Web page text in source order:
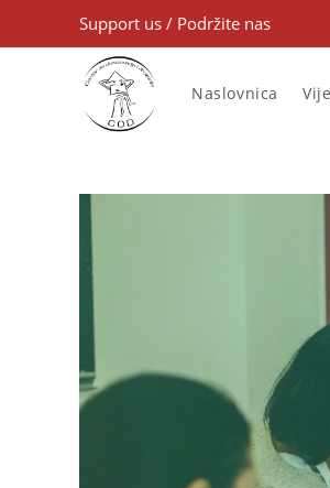
Support us / Podržite nas
Naslovnica